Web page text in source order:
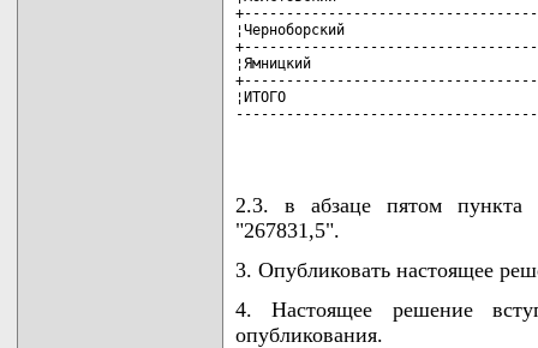
¦Черноборский
¦Ямницкий
¦ИТОГО
2.3. в абзаце пятом
"267831,5".
3. Опубликовать настоящее
4. Настоящее решение
опубликования.